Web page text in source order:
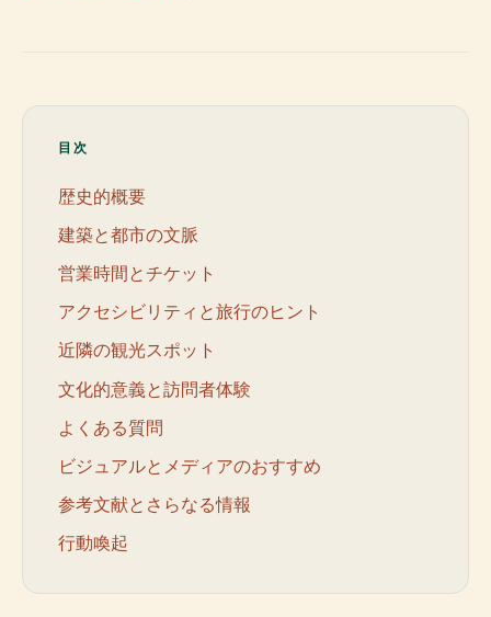
目次
歴史的概要
建築と都市の文脈
営業時間とチケット
アクセシビリティと旅行のヒント
近隣の観光スポット
文化的意義と訪問者体験
よくある質問
ビジュアルとメディアのおすすめ
参考文献とさらなる情報
行動喚起